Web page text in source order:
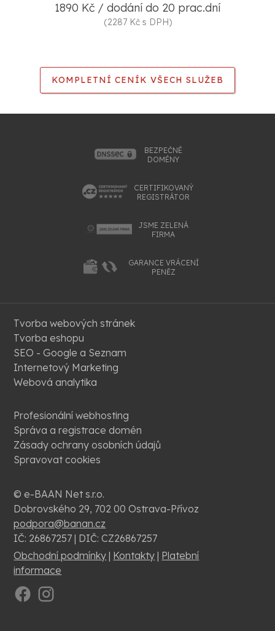
1890 Kč / dodání do 20 prac.dní
(2287 Kč s DPH)
KOMPLETNÍ CENÍK VŠECH SLUŽEB
BEZPEČNÉ
DOMÉNY
CERTIFIKOVANÝ
REGISTRÁTOR
JSME ZELENÁ
FIRMA
GARANCE VRÁCENÍ
PENĚZ
Tvorba webových stránek
Tvorba eshopu
SEO - Google a Seznam
Internetový Marketing
Webová analytika
Profesionální webhosting
Správa a registrace domén
Zásady ochrany osobních údajů
Spravovat cookies
© e-BAAN Net s.r.o.
Dobrovského 29, 702 00 Ostrava-Přívoz
podpora@banan.cz
IČ: 26867257 | DIČ: CZ26867257
Obchodní podmínky | Kontakty | Platební
informace